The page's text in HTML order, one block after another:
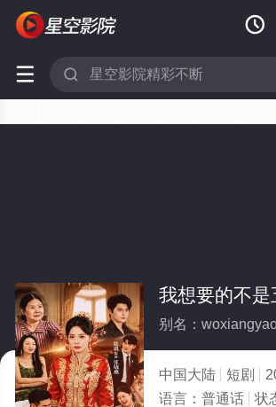

 
中国大陆 短剧
语言： 普通话 状